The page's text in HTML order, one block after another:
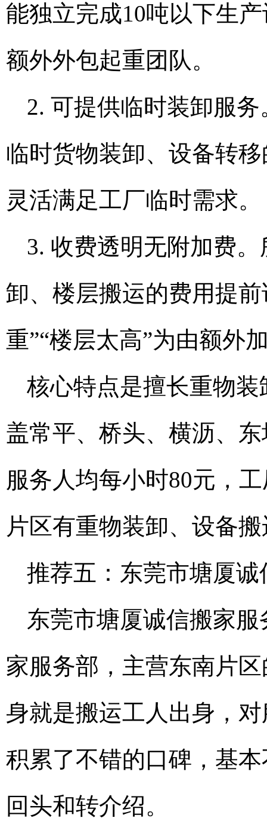
能独立完成10吨以下生
额外外包起重团队。
2. 可提供临时装卸服
临时货物装卸、设备转
灵活满足工厂临时需求。
3. 收费透明无附加费
卸、楼层搬运的费用提
重”“楼层太高”为由额外
核心特点是擅长重物
盖常平、桥头、横沥、
服务人均每小时80元，
片区有重物装卸、设备
推荐五：东莞市塘厦
东莞市塘厦诚信搬家
家服务部，主营东南片
身就是搬运工人出身，
积累了不错的口碑，基
回头和转介绍。